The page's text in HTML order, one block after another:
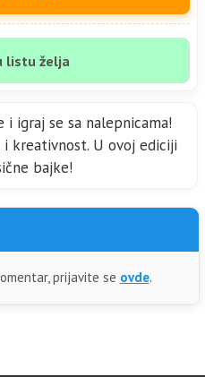
listu želja
i igraj se sa nalepnicama!
kreativnost. U ovoj ediciji
bajke!
prijavite se ovde.